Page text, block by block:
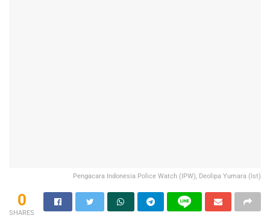
Pengacara Indonesia Police Watch (IPW), Deolipa Yumara (Ist)
0
SHARES